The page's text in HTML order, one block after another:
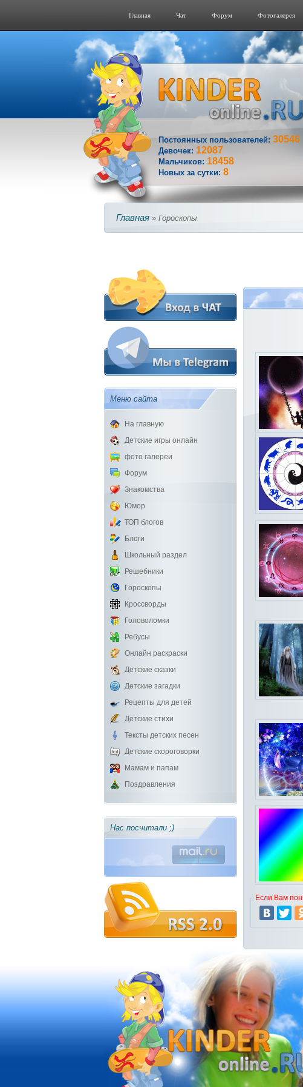
Главная Чат Форум Фотогалерeя
Постоянных пользователей: 30546
Девочек: 12087
Мальчиков: 18458
Новых за сутки: 8
Главная » Гороскопы
Меню сайта
На главную
Детские игры онлайн
фото галереи
Форум
Знакомства
Юмор
ТОП блогов
Блоги
Школьный раздел
Решебники
Гороскопы
Кроссворды
Головоломки
Ребусы
Онлайн раскраски
Детские сказки
Детские загадки
Рецепты для детей
Детские стихи
Тексты детских песен
Детские скороговорки
Мамам и папам
Поздравления
Нас посчитали ;)
Если Вам